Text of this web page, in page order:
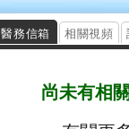
醫務信箱 相關視頻
尚未有相